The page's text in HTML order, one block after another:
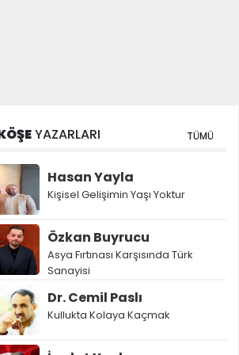
YAZARLARI TÜMÜ
Hasan Yayla
Kişisel Gelişimin Yaşı Yoktur
Özkan Buyrucu
Asya Fırtınası Karşısında Türk
Sanayisi
Dr. Cemil Paslı
Kullukta Kolaya Kaçmak